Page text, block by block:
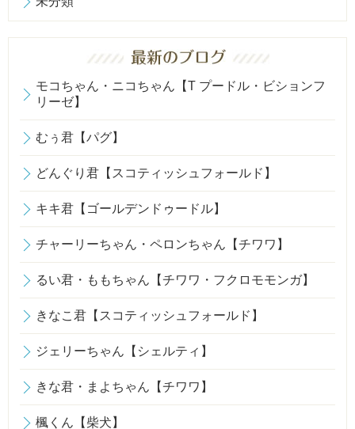
モコちゃん・ニコちゃん【T プードル・ビションフ
リーゼ】
むぅ君【パグ】
どんぐり君【スコティッシュフォールド】
キキ君【ゴールデンドゥードル】
チャーリーちゃん・ペロンちゃん【チワワ】
るい君・ももちゃん【チワワ・フクロモモンガ】
きなこ君【スコティッシュフォールド】
ジェリーちゃん【シェルティ】
きな君・まよちゃん【チワワ】
楓くん【柴犬】